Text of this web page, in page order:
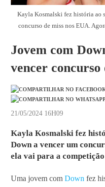
Kayla Kosmalski fez história ao
concurso de miss nos EUA.
Jovem com
vencer
21/05/2024 16H09
Kayla Kosmalski fez
Down a vencer um
ela vai para a
Uma jovem comDown fez